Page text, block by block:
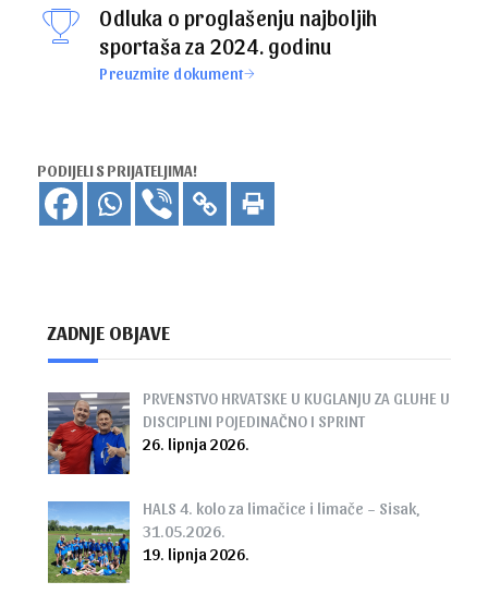
Odluka o proglašenju najboljih
sportaša za 2024. godinu
Preuzmite dokument
PODIJELI S PRIJATELJIMA!
ZADNJE OBJAVE
PRVENSTVO HRVATSKE U KUGLANJU ZA GLUHE U
DISCIPLINI POJEDINAČNO I SPRINT
26. lipnja 2026.
HALS 4. kolo za limačice i limače – Sisak,
31.05.2026.
19. lipnja 2026.